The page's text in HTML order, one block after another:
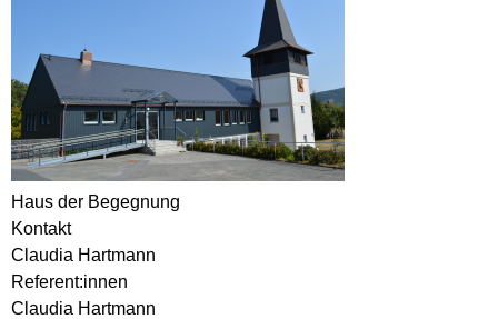
Haus der Begegnung
Kontakt
Claudia Hartmann
Referent:innen
Claudia Hartmann